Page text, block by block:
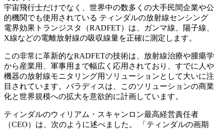
宇宙飛行士だけでなく、世界中の数多くの大手民間企業や公
的機関でも使用されている ティンダルの放射線センシング
電界効果トランジスタ（RADFET）は、ガンマ線、陽子線、
X線などの電離放射線の吸収線量を正確に測定します。
この非常に革新的なRADFETの技術は、放射線治療や腫瘍学
から産業用、軍事用まで幅広く応用されており、すでに人や
機器の放射線モニタリング用ソリューションとして大いに注
目されています。バラディスは、このソリューションの商業
化と世界規模への拡大を意欲的に計画しています。
ティンダルのウィリアム・スキャンロン最高経営責任者
（CEO）は、次のように述べました。 「ティンダルの画期